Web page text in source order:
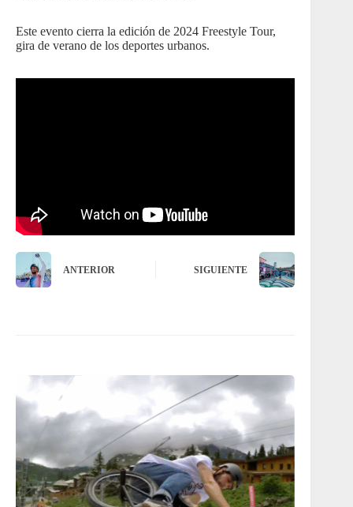
Este evento cierra la edición de 2024 Freestyle Tour,
gira de verano de los deportes urbanos.
ANTERIOR SIGUIENTE